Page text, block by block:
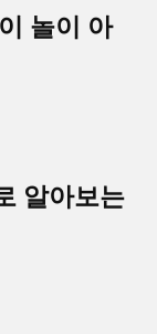
놀이 아
알아보는